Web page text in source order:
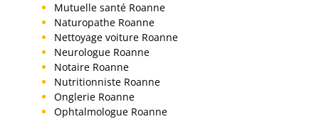
Mutuelle santé Roanne
Naturopathe Roanne
Nettoyage voiture Roanne
Neurologue Roanne
Notaire Roanne
Nutritionniste Roanne
Onglerie Roanne
Ophtalmologue Roanne